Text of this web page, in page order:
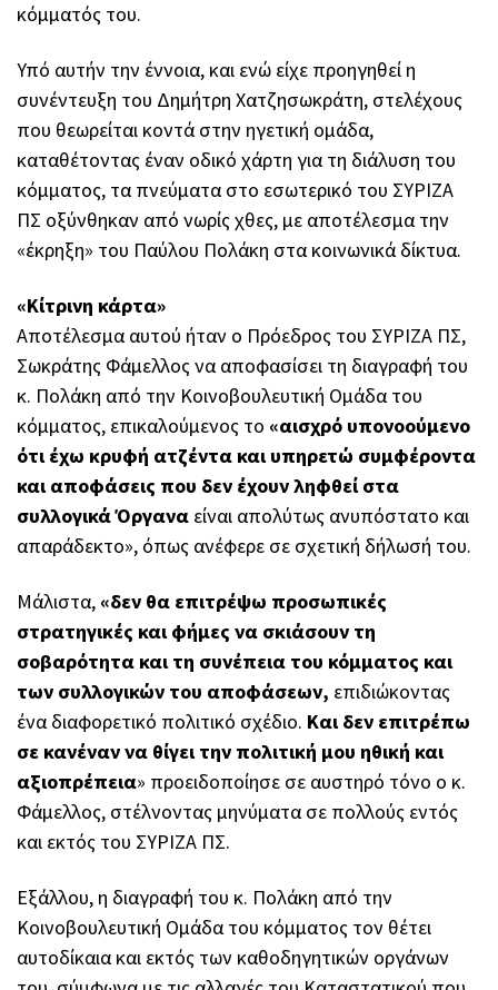
κόμματός του.
Υπό αυτήν την έννοια, και ενώ είχε προηγηθεί η
συνέντευξη του Δημήτρη Χατζησωκράτη, στελέχους
που θεωρείται κοντά στην ηγετική ομάδα,
καταθέτοντας έναν οδικό χάρτη για τη διάλυση του
κόμματος, τα πνεύματα στο εσωτερικό του ΣΥΡΙΖΑ
ΠΣ οξύνθηκαν από νωρίς χθες, με αποτέλεσμα την
«έκρηξη» του Παύλου Πολάκη στα κοινωνικά δίκτυα.
«Κίτρινη κάρτα»
Αποτέλεσμα αυτού ήταν ο Πρόεδρος του ΣΥΡΙΖΑ ΠΣ,
Σωκράτης Φάμελλος να αποφασίσει τη διαγραφή του
κ. Πολάκη από την Κοινοβουλευτική Ομάδα του
κόμματος, επικαλούμενος το «αισχρό υπονοούμενο
ότι έχω κρυφή ατζέντακαι υπηρετώ συμφέροντα
και αποφάσεις που δεν έχουν ληφθεί στα
συλλογικά Όργανα είναι απολύτως ανυπόστατο και
απαράδεκτο», όπως ανέφερε σε σχετική δήλωσή του.
Μάλιστα, «δεν θα επιτρέψω προσωπικές
στρατηγικές και φήμες να σκιάσουν τη
σοβαρότητα και τη συνέπεια του κόμματος και
των συλλογικών του αποφάσεων, επιδιώκοντας
ένα διαφορετικό πολιτικό σχέδιο. Και δεν επιτρέπω
σε κανέναν να θίγει την πολιτική μου ηθική και
αξιοπρέπεια» προειδοποίησε σε αυστηρό τόνο ο κ.
Φάμελλος, στέλνοντας μηνύματα σε πολλούς εντός
και εκτός του ΣΥΡΙΖΑ ΠΣ.
Εξάλλου, η διαγραφή του κ. Πολάκη από την
Κοινοβουλευτική Ομάδα του κόμματος τον θέτει
αυτοδίκαια και εκτός των καθοδηγητικών οργάνων